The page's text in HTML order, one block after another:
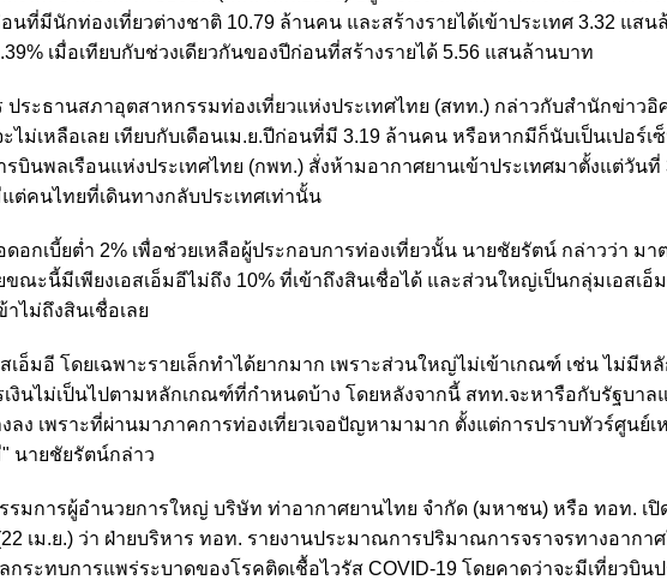
นที่มีนักท่องเที่ยวต่างชาติ 10.79 ล้านคน และสร้างรายได้เข้าประเทศ 3.32 แสน
เมื่อเทียบกับช่วงเดียวกันของปีก่อนที่สร้างรายได้ 5.56 แสนล้านบาท
ระธานสภาอุตสาหกรรมท่องเที่ยวแห่งประเทศไทย (สทท.) กล่าวกับสำนักข่าวอิ
ะไม่เหลือเลย เทียบกับเดือนเม.ย.ปีก่อนที่มี 3.19 ล้านคน หรือหากมีก็นับเป็นเปอร์เ
บินพลเรือนแห่งประเทศไทย (กพท.) สั่งห้ามอากาศยานเข้าประเทศมาตั้งแต่วันที่
ต่คนไทยที่เดินทางกลับประเทศเท่านั้น
อกเบี้ยต่ำ 2% เพื่อช่วยเหลือผู้ประกอบการท่องเที่ยวนั้น นายชัยรัตน์ กล่าวว่า มา
ณะนี้มีเพียงเอสเอ็มอีไม่ถึง 10% ที่เข้าถึงสินเชื่อได้ และส่วนใหญ่เป็นกลุ่มเอสเอ็
าไม่ถึงสินเชื่อเลย
เอ็มอี โดยเฉพาะรายเล็กทำได้ยากมาก เพราะส่วนใหญ่ไม่เข้าเกณฑ์ เช่น ไม่มีห
เงินไม่เป็นไปตามหลักเกณฑ์ที่กำหนดบ้าง โดยหลังจากนี้ สทท.จะหารือกับรัฐบาล
ลง เพราะที่ผ่านมาภาคการท่องเที่ยวเจอปัญหามามาก ตั้งแต่การปราบทัวร์ศูนย์
นายชัยรัตน์กล่าว
มการผู้อำนวยการใหญ่ บริษัท ท่าอากาศยานไทย จำกัด (มหาชน) หรือ ทอท. เปิ
เม.ย.) ว่า ฝ่ายบริหาร ทอท. รายงานประมาณการปริมาณการจราจรทางอากา
กระทบการแพร่ระบาดของโรคติดเชื้อไวรัส COVID-19 โดยคาดว่าจะมีเที่ยวบิน